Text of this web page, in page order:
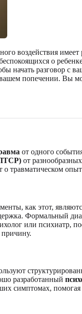
воздействия
о
начать разговор
вашем попечении. Вы
от одного
от
о травматическом
как этот,
Формальный
или психиатр,
причину.
разработанный
симптомах,